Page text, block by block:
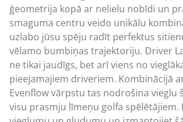
ģeometrija kopā ar nelielu nobīdi un
smaguma centru veido unikālu
uzlabo jūsu spēju radīt perfektus
vēlamo bumbiņas trajektoriju. Driver
ne tikai jaudīgs, bet arī viens no
pieejamajiem driveriem. Kombinācijā
Evenflow vārpstu tas nodrošina vieglu
visu prasmju līmeņu golfa spēlētājiem.